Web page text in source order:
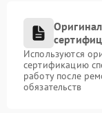
Используются
сертификацию
работу после
обязательств